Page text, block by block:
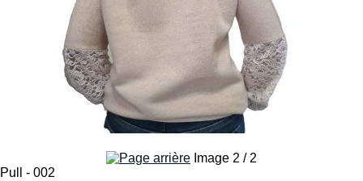
Image 2 / 2
Pull - 002